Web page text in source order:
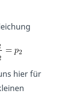
hier für